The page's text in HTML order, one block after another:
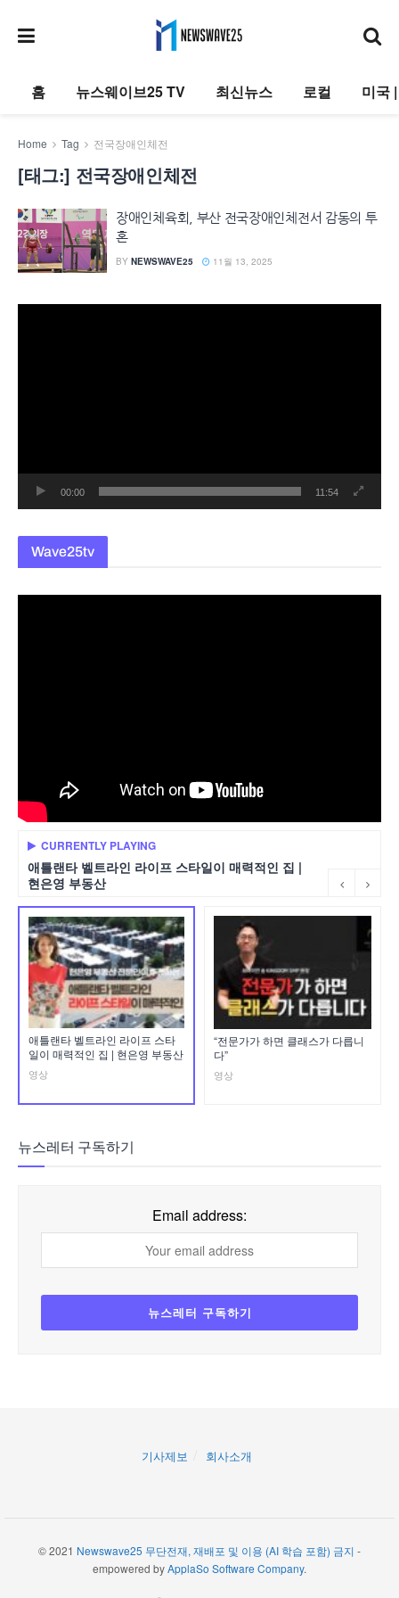
홈 뉴스웨이브25 TV 최신뉴스 로컬 미국
Home Tag 전국장애인체전
[태그:] 전국장애인체전
장애인체육회, 부산 전국장애인체전서 감동의 투
혼
BY NEWSWAVE25 11월 13, 2025
00:00 11:54
Wave25tv
CURRENTLY PLAYING
애틀랜타 벨트라인 라이프 스타일이 매력적인 집 |
현은영 부동산
애틀랜타 벨트라인 라이프 스타
일이 매력적인 집 | 현은영 부동산
영상
“전문가가 하면 클래스가 다릅니
다”
영상
뉴스레터 구독하기
Email address:
기사제보 회사소개
© 2021 Newswave25 무단전재, 재배포 및 이용 (AI 학습 포함) 금지 -
empowered byApplaSo Software Company.